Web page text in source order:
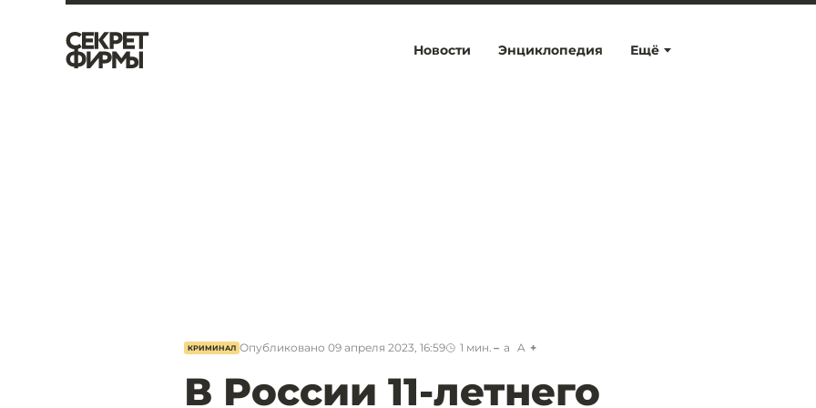
Ещё
Новости Энциклопедия
КРИМИНАЛ Опубликовано 09 апреля 2023, 16:59 1 мин. a A
В России 11-летнего